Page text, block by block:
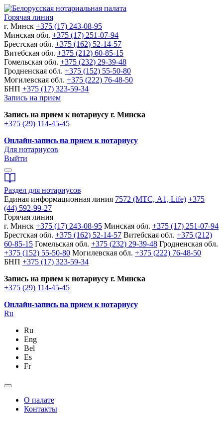
Горячая линия
г. Минск +375 (17) 243-08-95
Минская обл. +375 (17) 251-07-94
Брестская обл. +375 (162) 52-14-57
Витебская обл. +375 (212) 60-85-15
Гомельская обл. +375 (232) 29-39-48
Гродненская обл. +375 (152) 55-50-80
Могилевская обл. +375 (222) 76-48-50
БНП +375 (17) 323-59-34
Запись на прием
Запись на прием к нотариусу г. Минска
+375 (29) 114-45-45
Онлайн-запись на прием к нотариусу
Для нотариусов
Выйти
Раздел для нотариусов
Единая информационная линия 7572 (МТС, A1, Life) +375
(44) 592-99-27
Горячая линия
г. Минск +375 (17) 243-08-95 Минская обл. +375 (17) 251-07-94
Брестская обл. +375 (162) 52-14-57 Витебская обл. +375 (212)
60-85-15 Гомельская обл. +375 (232) 29-39-48 Гродненская обл.
+375 (152) 55-50-80 Могилевская обл. +375 (222) 76-48-50
БНП +375 (17) 323-59-34
Запись на прием к нотариусу г. Минска
+375 (29) 114-45-45
Онлайн-запись на прием к нотариусу
Ru
Ru
Eng
Bel
Es
Fr
О палате
Контакты